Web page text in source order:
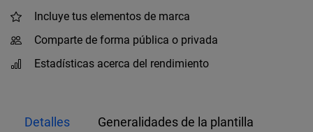
Incluye tus elementos de marca
Comparte de forma pública o privada
Estadísticas acerca del rendimiento
Detalles Generalidades de la plantilla